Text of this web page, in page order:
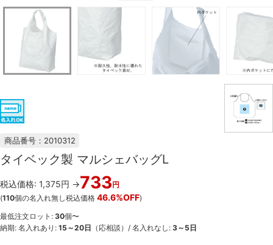
商品番号：2010312
タイベック製 マルシェバッグL
税込価格: 1,375円 →733円
(110個の名入れ無し税込価格 46.6%OFF)
最低注文ロット: 30個〜
納期: 名入れあり: 15～20日 （応相談）/ 名入れなし: 3～5日